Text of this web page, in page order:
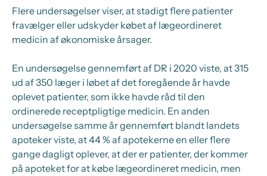
Flere undersøgelser viser, at stadigt flere patienter
fravælger eller udskyder købet af lægeordineret
medicin af økonomiske årsager.
En undersøgelse gennemført af DR i 2020 viste, at 315
ud af 350 læger i løbet af det foregående år havde
oplevet patienter, som ikke havde råd til den
ordinerede receptpligtige medicin. En anden
undersøgelse samme år gennemført blandt landets
apoteker viste, at 44 % af apotekerne en eller flere
gange dagligt oplever, at der er patienter, der kommer
på apoteket for at købe lægeordineret medicin, men